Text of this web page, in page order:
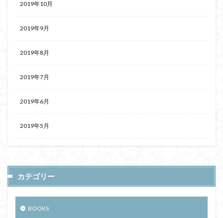
2019年10月
2019年9月
2019年8月
2019年7月
2019年6月
2019年5月
カテゴリー
BOOKS